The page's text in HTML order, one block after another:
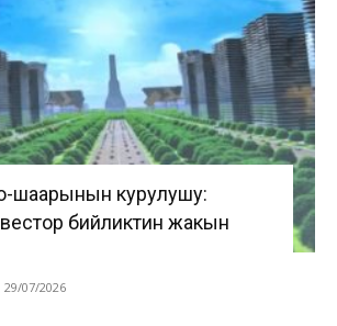
шаарынын курулушу:
бийликтин жакын
29/07/2026